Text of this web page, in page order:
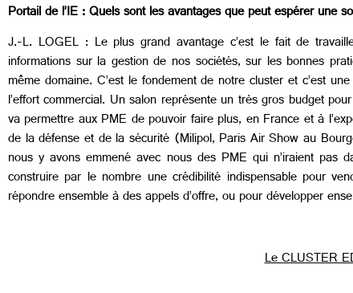
Portail de l’IE :Quels sont les avantages que peut espérer une
J.-L. LOGEL : Le plus grand avantage c’est le fait de
informations sur la gestion de nos sociétés, sur les bonnes
même domaine. C’est le fondement de notre cluster et c’est
l’effort commercial. Un salon représente un très gros budget
va permettre aux PME de pouvoir faire plus, en France et à
de la défense et de la sécurité (Milipol, Paris Air Show au
nous y avons emmené avec nous des PME qui n’iraient pas
construire par le nombre une crédibilité indispensable pour
répondre ensemble à des appels d’offre, ou pour développer
Le CLUSTER